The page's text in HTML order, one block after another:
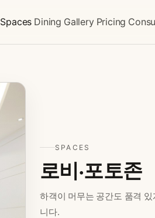
Spaces Dining Gallery Pricing
SPACES
로비·포토존
하객이 머무는 공간도 품격
니다.